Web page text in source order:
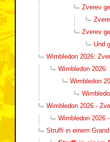
Zverev
Zverev
Und
Wimbledon 2026:
Wimbledon 2026:
Wimbledon
Wimbledon 2026 -
Wimbledon 2026
Struffi in einem